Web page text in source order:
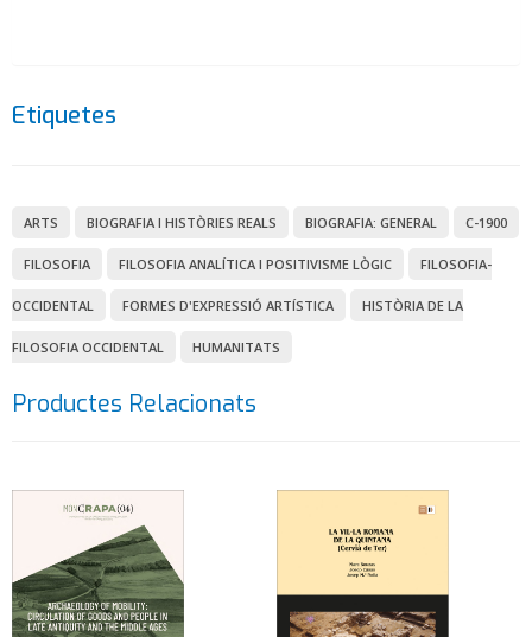
Etiquetes
ARTS BIOGRAFIA I HISTÒRIES REALS BIOGRAFIA: GENERAL C-1900
FILOSOFIA FILOSOFIA ANALÍTICA I POSITIVISME LÒGIC FILOSOFIA-
OCCIDENTAL FORMES D'EXPRESSIÓ ARTÍSTICA HISTÒRIA DE LA
FILOSOFIA OCCIDENTAL HUMANITATS
Productes Relacionats